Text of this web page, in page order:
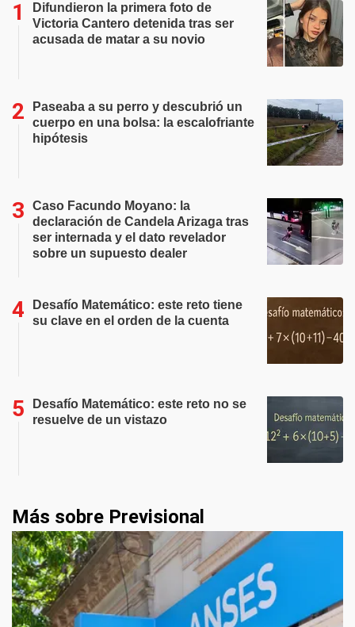
Difundieron la primera foto de
Victoria Cantero detenida tras ser
acusada de matar a su novio
Paseaba a su perro y descubrió un
cuerpo en una bolsa: la escalofriante
hipótesis
Caso Facundo Moyano: la
declaración de Candela Arizaga tras
ser internada y el dato revelador
sobre un supuesto dealer
Desafío Matemático: este reto tiene
su clave en el orden de la cuenta
Desafío Matemático: este reto no se
resuelve de un vistazo
Más sobre Previsional